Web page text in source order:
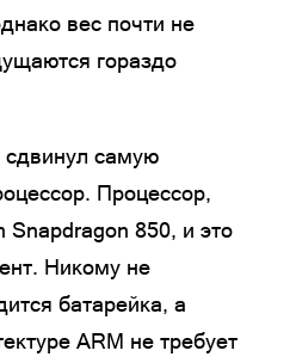
вес почти не
гораздо
сдвинул самую
Процессор,
Snapdragon 850, и это
Никому не
батарейка, а
ARM не требует